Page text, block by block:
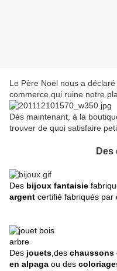
Le Père Noël nous a
commerce qui ruine notre
Dès maintenant, à la
trouver de quoi satisfaire
Des
Des bijoux fantaisie
argent certifié fabriqués par
Des jouets ,des chaussons
en alpaga ou des